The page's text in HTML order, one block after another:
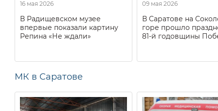
16 мая 2026
В Радищевском музее
впервые показали картину
Репина «Не ждали»
09 мая 2026
В Саратове на
горе прошло
81-й годовщины
МК в Саратове